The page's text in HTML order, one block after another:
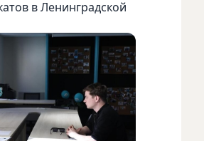
в Ленинградской